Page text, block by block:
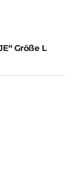
L
Größe L